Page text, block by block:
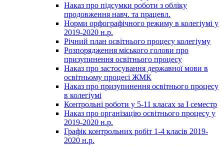
Наказ про підсумки роботи з обліку
продовження навч. та працевл.
Норми орфографічного режиму в колегіумі у
2019-2020 н.р.
Річний план освітнього процесу колегіуму
Розпорядження міського голови про
призупинення освітнього процесу
Наказ про застосування державної мови в
освітньому процесі ЖМК
Наказ про призупинення освітнього процесу
в колегіумі
Контрольні роботи у 5-11 класах за І семестр
Наказ про організацію освітнього процесу у
2019-2020 н.р.
Графік контрольних робіт 1-4 класів 2019-
2020 н.р.